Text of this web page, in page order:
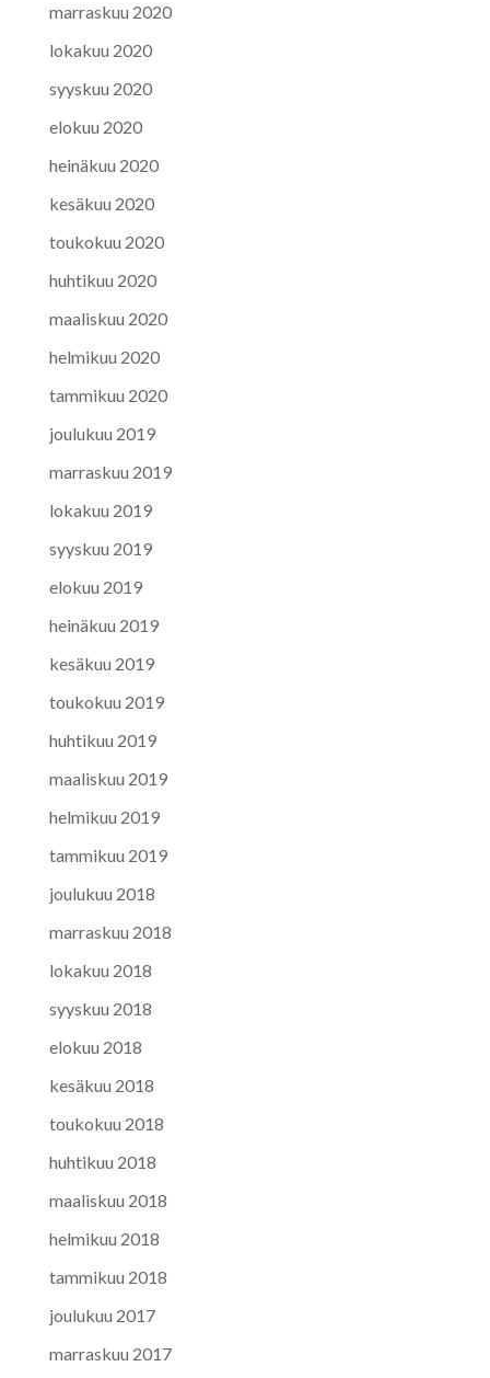
marraskuu 2020
lokakuu 2020
syyskuu 2020
elokuu 2020
heinäkuu 2020
kesäkuu 2020
toukokuu 2020
huhtikuu 2020
maaliskuu 2020
helmikuu 2020
tammikuu 2020
joulukuu 2019
marraskuu 2019
lokakuu 2019
syyskuu 2019
elokuu 2019
heinäkuu 2019
kesäkuu 2019
toukokuu 2019
huhtikuu 2019
maaliskuu 2019
helmikuu 2019
tammikuu 2019
joulukuu 2018
marraskuu 2018
lokakuu 2018
syyskuu 2018
elokuu 2018
kesäkuu 2018
toukokuu 2018
huhtikuu 2018
maaliskuu 2018
helmikuu 2018
tammikuu 2018
joulukuu 2017
marraskuu 2017